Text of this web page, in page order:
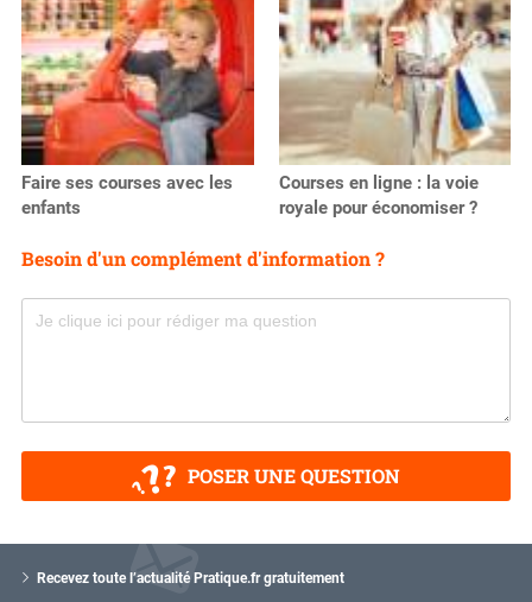
Faire ses courses avec les
enfants
Courses en ligne : la voie
royale pour économiser ?
Besoin d'un complément d'information ?
POSER UNE QUESTION
Recevez toute l’actualité Pratique.fr gratuitement
o